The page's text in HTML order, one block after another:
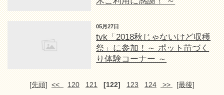
05月27日
tvk「2018秋じゃないけど収穫
祭」に参加！～ ポット苗づく
り体験コーナー ～
[先頭] << 120 121 [122] 123 124 >> [最後]